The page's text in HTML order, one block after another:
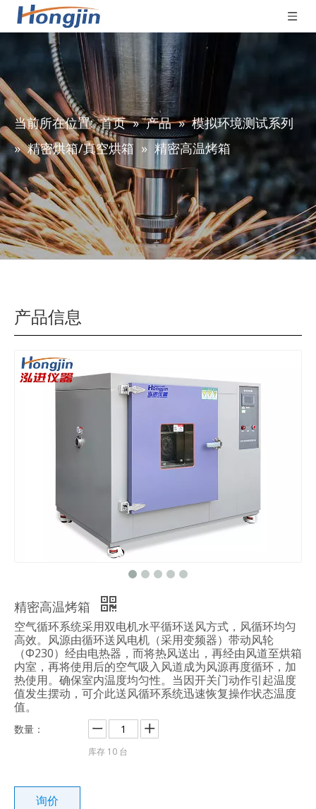
当前所在位置: 首页 » 产品 » 模拟环境测试系列
» 精密烘箱/真空烘箱 » 精密高温烤箱
产品信息
精密高温烤箱
空气循环系统采用双电机水平循环送风方式，风循环均匀
高效。风源由循环送风电机（采用变频器）带动风轮
（Φ230）经由电热器，而将热风送出，再经由风道至烘箱
内室，再将使用后的空气吸入风道成为风源再度循环，加
热使用。确保室内温度均匀性。当因开关门动作引起温度
值发生摆动，可介此送风循环系统迅速恢复操作状态温度
值。
数量：
库存 10 台
询价